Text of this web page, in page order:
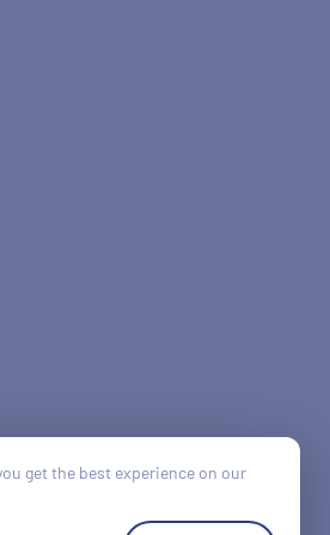
get the best experience on our